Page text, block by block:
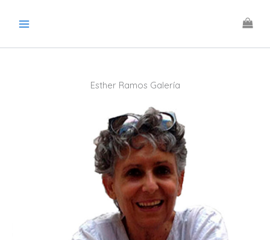
Esther Ramos Galería